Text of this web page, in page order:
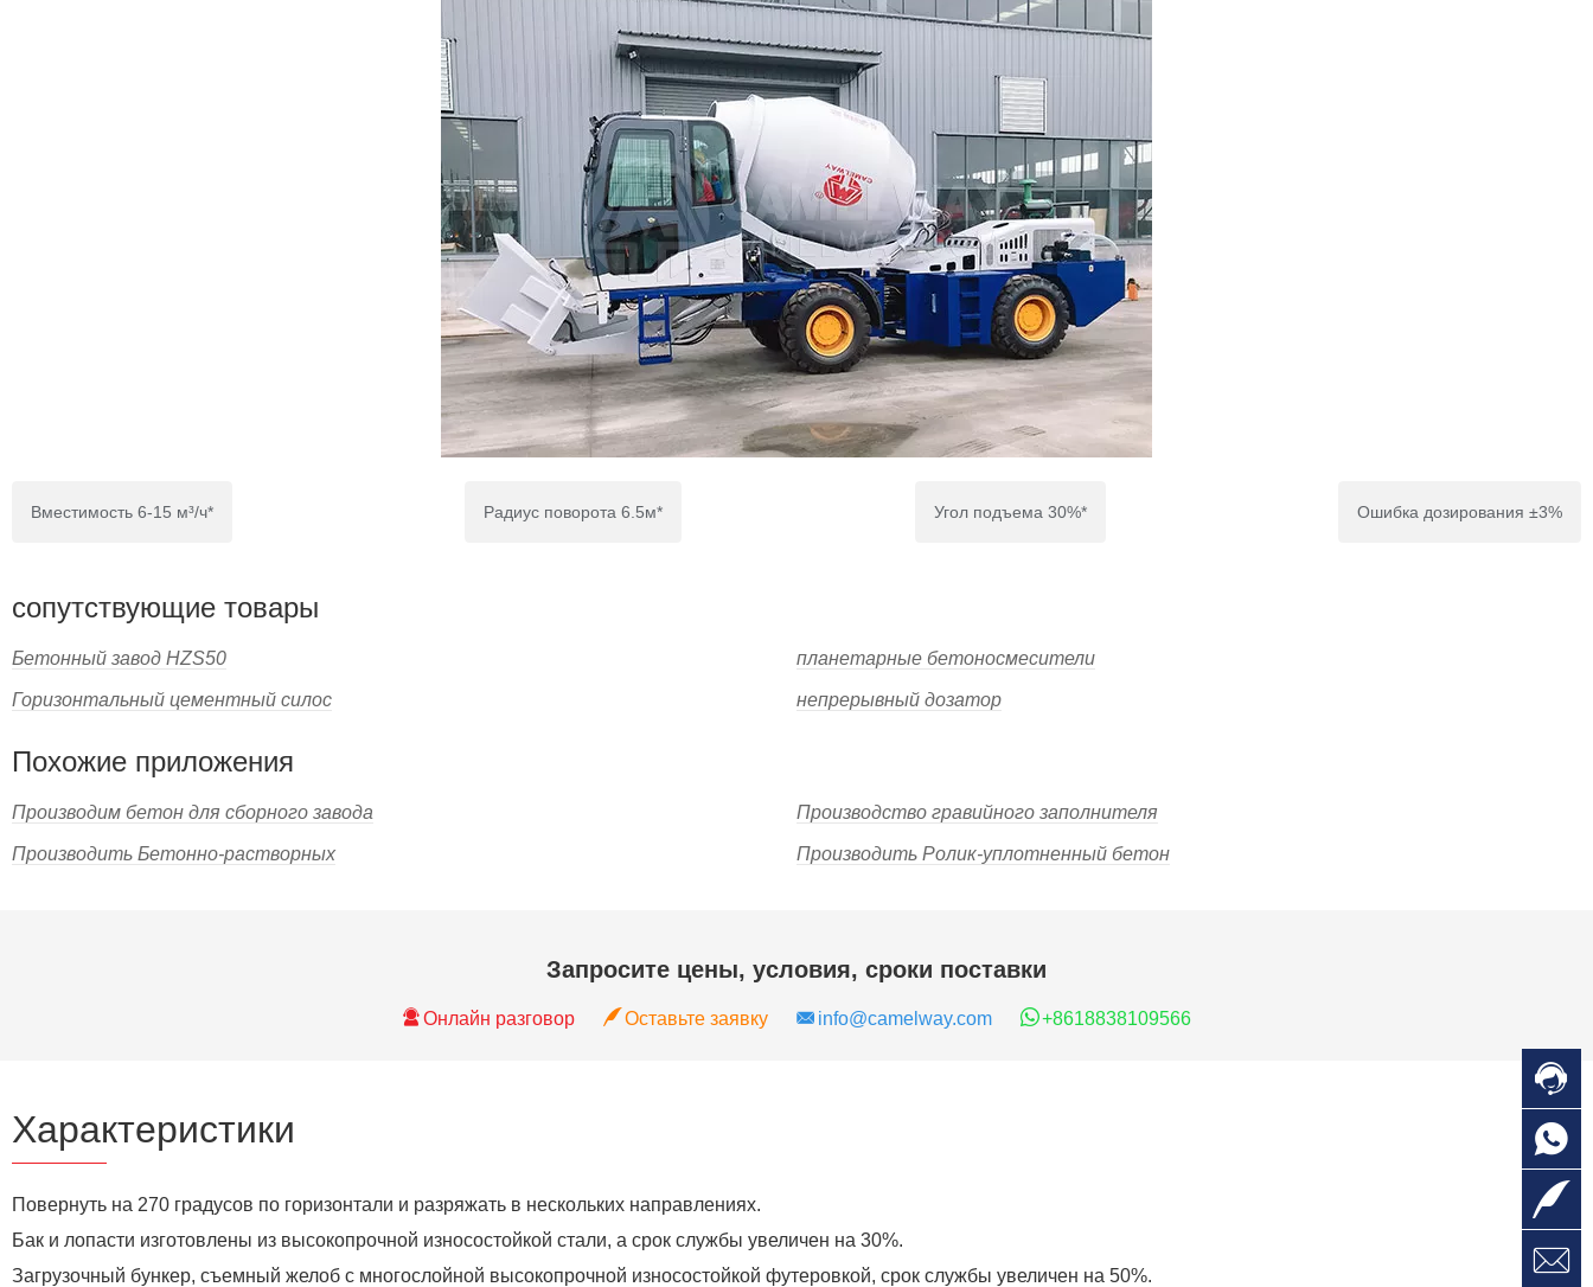
Вместимость 6-15 м³/ч* Радиус поворота 6.5м* Угол подъема 30%* Ошибка дозирования ±3%
сопутствующие товары
Бетонный завод HZS50 планетарные бетоносмесители
Горизонтальный цементный силос непрерывный дозатор
Похожие приложения
Производим бетон для сборного завода Производство гравийного заполнителя
Производить Бетонно-растворных Производить Ролик-уплотненный бетон
Запросите цены, условия, сроки поставки
Онлайн разговор Оставьте заявку info@camelway.com +8618838109566
Характеристики
Повернуть на 270 градусов по горизонтали и разряжать в нескольких направлениях.
Бак и лопасти изготовлены из высокопрочной износостойкой стали, а срок службы увеличен на 30%.
Загрузочный бункер, съемный желоб с многослойной высокопрочной износостойкой футеровкой, срок службы увеличен на 50%.